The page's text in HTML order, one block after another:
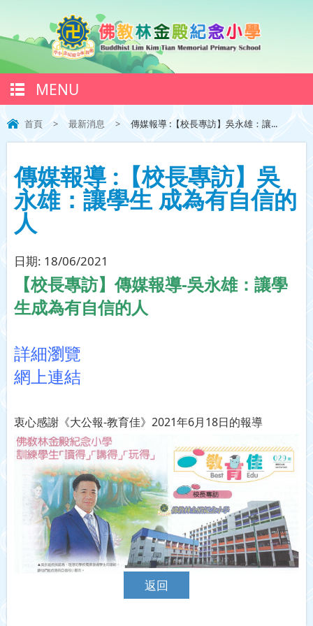
MENU
首頁 > 最新消息 > 傳媒報導 :【校長專訪】吳永雄：讓...
傳媒報導 :【校長專訪】吳
永雄：讓學生 成為有自信的
人
日期: 18/06/2021
【校長專訪】傳媒報導-吳永雄：讓學
生成為有自信的人
詳細瀏覽
網上連結
衷心感謝《大公報-教育佳》2021年6月18日的報導
返回